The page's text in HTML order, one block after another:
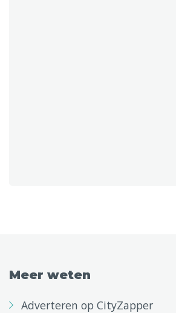
Meer weten
Adverteren op CityZapper